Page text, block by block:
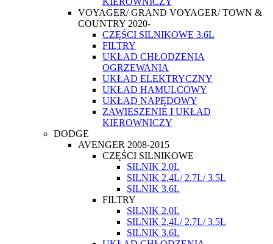
VOYAGER/ GRAND VOYAGER/ TOWN &
COUNTRY 2020-
CZĘŚCI SILNIKOWE 3.6L
FILTRY
UKŁAD CHŁODZENIA
OGRZEWANIA
UKŁAD ELEKTRYCZNY
UKŁAD HAMULCOWY
UKŁAD NAPĘDOWY
ZAWIESZENIE I UKŁAD
KIEROWNICZY
DODGE
AVENGER 2008-2015
CZĘŚCI SILNIKOWE
SILNIK 2.0L
SILNIK 2.4L/ 2.7L/ 3.5L
SILNIK 3.6L
FILTRY
SILNIK 2.0L
SILNIK 2.4L/ 2.7L/ 3.5L
SILNIK 3.6L